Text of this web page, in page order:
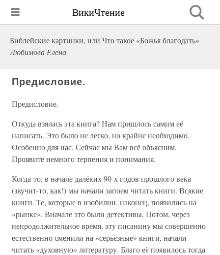
ВикиЧтение
Библейские картинки, или Что такое «Божья благодать»
Любимова Елена
Предисловие.
Предисловие.
Откуда взялась эта книга? Нам пришлось самим её
написать. Это было не легко, но крайне необходимо.
Особенно для нас. Сейчас мы Вам всё объясним.
Проявите немного терпения и понимания.
Когда-то, в начале далёких 90-х годов прошлого века
(звучит-то, как!) мы начали запоем читать книги. Всякие
книги. Те, которые в изобилии, наконец, появились на
«рынке». Вначале это были детективы. Потом, через
непродолжительное время, эту писанину мы совершенно
естественно сменили на «серьёзные» книги, начали
читать «духовную» литературу. Благо её появилось тогда